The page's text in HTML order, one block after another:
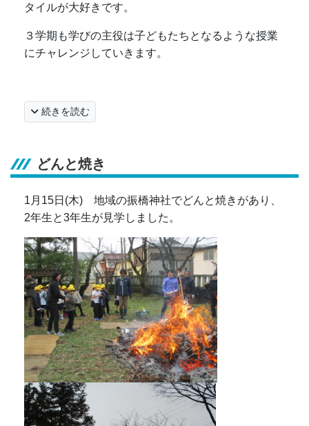
タイルが大好きです。
３学期も学びの主役は子どもたちとなるような授業
にチャレンジしていきます。
続きを読む
どんと焼き
1月15日(木) 地域の振橋神社でどんと焼きがあり、
2年生と3年生が見学しました。